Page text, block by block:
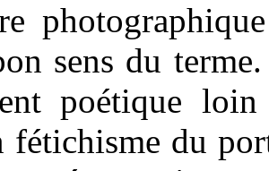
sens du
poétique
fétichisme du